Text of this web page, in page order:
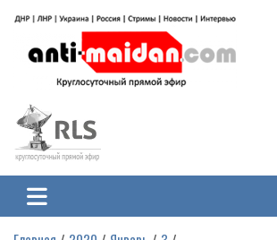
содержимому
Антимайдан:
на Украине
гражданской войне на Украине, включая
ЛНР и других регионах.